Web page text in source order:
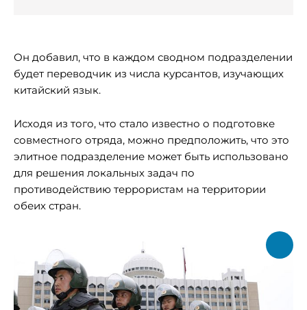
Он добавил, что в каждом сводном подразделении
будет переводчик из числа курсантов, изучающих
китайский язык.
Исходя из того, что стало известно о подготовке
совместного отряда, можно предположить, что это
элитное подразделение может быть использовано
для решения локальных задач по
противодействию террористам на территории
обеих стран.